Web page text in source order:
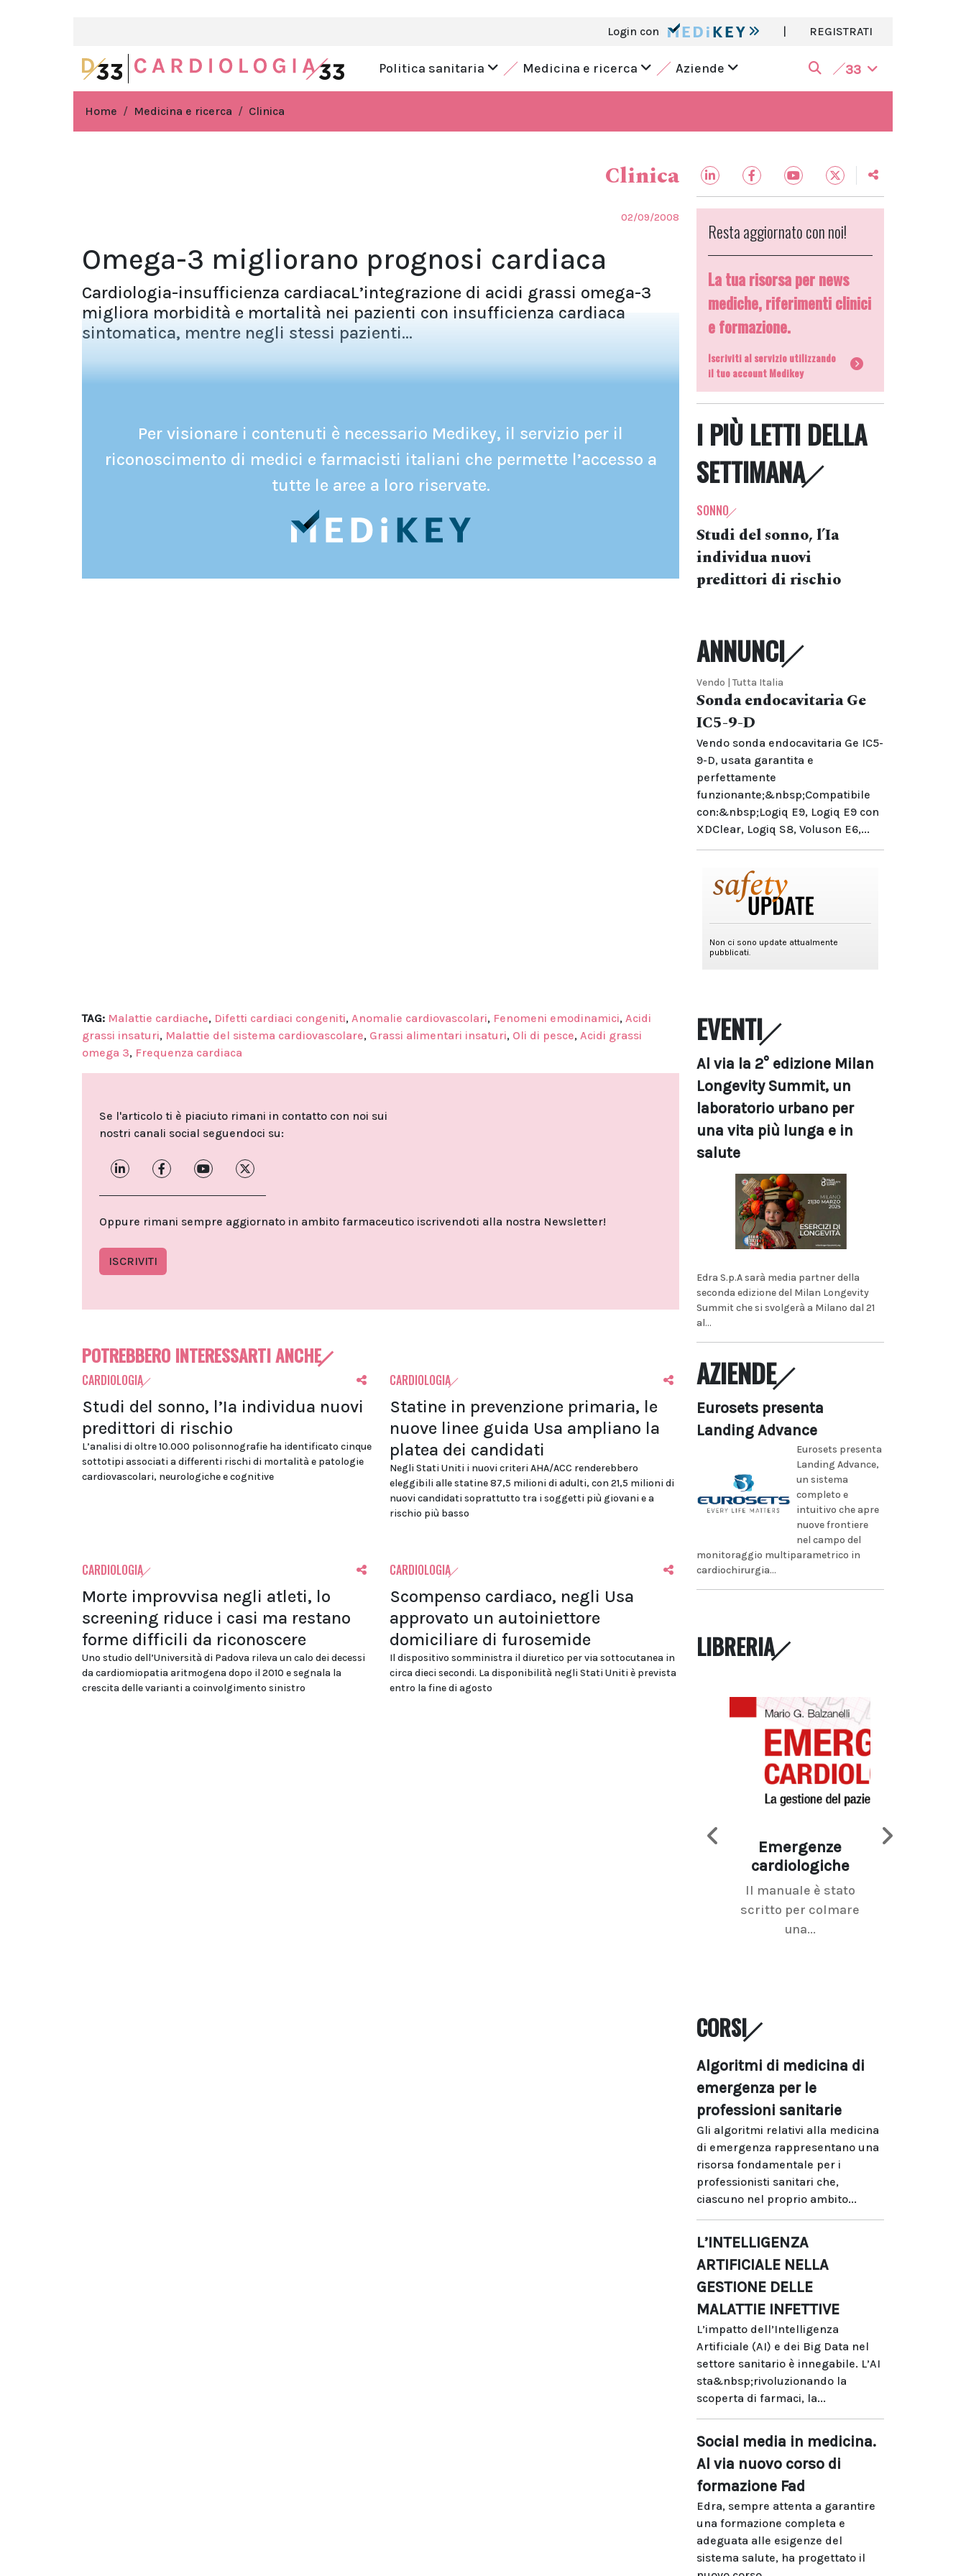
Login con | REGISTRATI
Politica sanitaria Medicina e ricerca Aziende 33
Home Medicina e ricerca Clinica
Clinica
02/09/2008
Omega-3 migliorano prognosi cardiaca
Cardiologia-insufficienza cardiacaL’integrazione di acidi grassi omega-3
migliora morbidità e mortalità nei pazienti con insufficienza cardiaca
sintomatica, mentre negli stessi pazienti...
Per visionare i contenuti è necessario Medikey, il servizio per il
riconoscimento di medici e farmacisti italiani che permette l’accesso a
tutte le aree a loro riservate.
TAG: Malattie cardiache, Difetti cardiaci congeniti, Anomalie cardiovascolari, Fenomeni emodinamici, Acidi
grassi insaturi, Malattie del sistema cardiovascolare, Grassi alimentari insaturi, Oli di pesce, Acidi grassi
omega 3, Frequenza cardiaca
Se l'articolo ti è piaciuto rimani in contatto con noi sui
nostri canali social seguendoci su:
Oppure rimani sempre aggiornato in ambito farmaceutico iscrivendoti alla nostra Newsletter!
ISCRIVITI
POTREBBERO INTERESSARTI ANCHE
CARDIOLOGIA
Studi del sonno, l’Ia individua nuovi
predittori di rischio
L’analisi di oltre 10.000 polisonnografie ha identificato cinque
sottotipi associati a differenti rischi di mortalità e patologie
cardiovascolari, neurologiche e cognitive
CARDIOLOGIA
Statine in prevenzione primaria, le
nuove linee guida Usa ampliano la
platea dei candidati
Negli Stati Uniti i nuovi criteri AHA/ACC renderebbero
eleggibili alle statine 87,5 milioni di adulti, con 21,5 milioni di
nuovi candidati soprattutto tra i soggetti più giovani e a
rischio più basso
CARDIOLOGIA
Morte improvvisa negli atleti, lo
screening riduce i casi ma restano
forme difficili da riconoscere
Uno studio dell’Università di Padova rileva un calo dei decessi
da cardiomiopatia aritmogena dopo il 2010 e segnala la
crescita delle varianti a coinvolgimento sinistro
CARDIOLOGIA
Scompenso cardiaco, negli Usa
approvato un autoiniettore
domiciliare di furosemide
Il dispositivo somministra il diuretico per via sottocutanea in
circa dieci secondi. La disponibilità negli Stati Uniti è prevista
entro la fine di agosto
Resta aggiornato con noi!
La tua risorsa per news
mediche, riferimenti clinici
e formazione.
Iscriviti al servizio utilizzando
il tuo account Medikey
I PIÙ LETTI DELLA
SETTIMANA
SONNO
Studi del sonno, l’Ia
individua nuovi
predittori di rischio
ANNUNCI
Vendo | Tutta Italia
Sonda endocavitaria Ge
IC5-9-D
Vendo sonda endocavitaria Ge IC5-
9-D, usata garantita e
perfettamente
funzionante;&nbsp;Compatibile
con:&nbsp;Logiq E9, Logiq E9 con
XDClear, Logiq S8, Voluson E6,...
EVENTI
Al via la 2° edizione Milan
Longevity Summit, un
laboratorio urbano per
una vita più lunga e in
salute
Edra S.p.A sarà media partner della
seconda edizione del Milan Longevity
Summit che si svolgerà a Milano dal 21
al...
AZIENDE
Eurosets presenta
Landing Advance
Eurosets presenta
Landing Advance,
un sistema
completo e
intuitivo che apre
nuove frontiere
nel campo del
monitoraggio multiparametrico in
cardiochirurgia...
LIBRERIA
Emergenze
cardiologiche
Il manuale è stato
scritto per colmare
una...
CORSI
Algoritmi di medicina di
emergenza per le
professioni sanitarie
Gli algoritmi relativi alla medicina
di emergenza rappresentano una
risorsa fondamentale per i
professionisti sanitari che,
ciascuno nel proprio ambito...
L’INTELLIGENZA
ARTIFICIALE NELLA
GESTIONE DELLE
MALATTIE INFETTIVE
L’impatto dell’Intelligenza
Artificiale (AI) e dei Big Data nel
settore sanitario è innegabile. L’AI
sta&nbsp;rivoluzionando la
scoperta di farmaci, la...
Social media in medicina.
Al via nuovo corso di
formazione Fad
Edra, sempre attenta a garantire
una formazione completa e
adeguata alle esigenze del
sistema salute, ha progettato il